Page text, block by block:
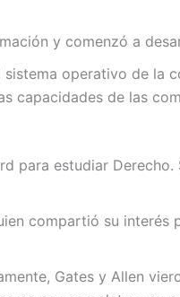
y comenzó a
operativo de la
capacidades de las
para estudiar
compartió su
Gates y Allen